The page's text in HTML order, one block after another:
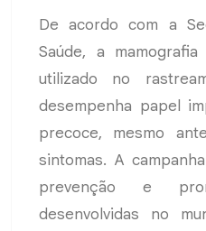
De acordo com a
Saúde, a
utilizado no
desempenha papel
precoce, mesmo
sintomas. A
prevenção e
desenvolvidas no